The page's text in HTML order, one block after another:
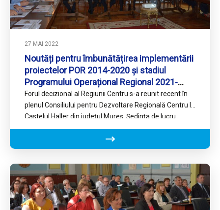
27 MAI 2022
Noutăți pentru îmbunătățirea implementării
proiectelor POR 2014-2020 și stadiul
Programului Operațional Regional 2021-
2027
Forul decizional al Regiunii Centru s-a reunit recent în
plenul Consiliului pentru Dezvoltare Regională Centru la
Castelul Haller din județul Mureș. Ședința de lucru
destinată…